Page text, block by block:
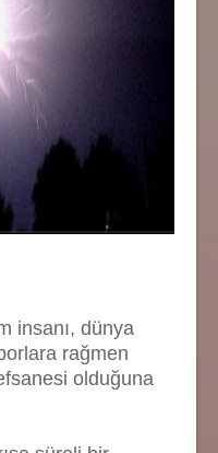
insanı, dünya
rağmen
olduğuna